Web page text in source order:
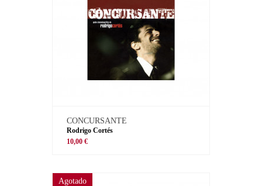
CONCURSANTE
Rodrigo Cortés
10,00 €
Agotado